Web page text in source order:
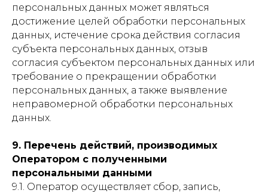
персональных данных может являться
достижение целей обработки персональных
данных, истечение срока действия согласия
субъекта персональных данных, отзыв
согласия субъектом персональных данных или
требование о прекращении обработки
персональных данных, а также выявление
неправомерной обработки персональных
данных.
9. Перечень действий, производимых
Оператором с полученными
персональными данными
9.1. Оператор осуществляет сбор, запись,